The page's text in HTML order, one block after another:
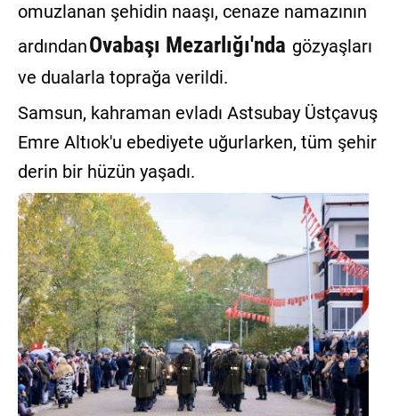
omuzlanan şehidin naaşı, cenaze namazının
ardındanOvabaşı Mezarlığı'nda gözyaşları
ve dualarla toprağa verildi.
Samsun, kahraman evladı Astsubay Üstçavuş
Emre Altıok'u ebediyete uğurlarken, tüm şehir
derin bir hüzün yaşadı.